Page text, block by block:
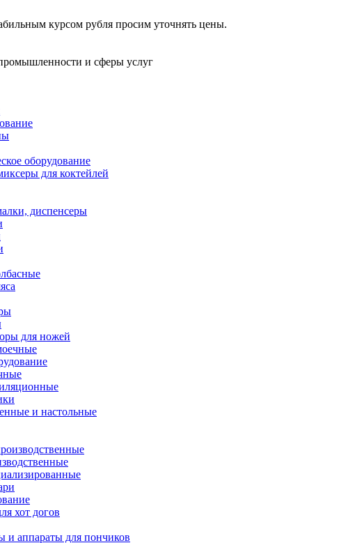
курсом рубля просим уточнять цены.
и сферы услуг
оборудование
для коктейлей
диспенсеры
для ножей
и настольные
хот догов
и аппараты для пончиков